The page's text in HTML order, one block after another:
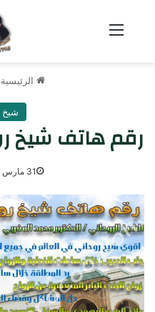
الرئيسية
شيخ
رقم هاتف شيخ
31 مارس 2023